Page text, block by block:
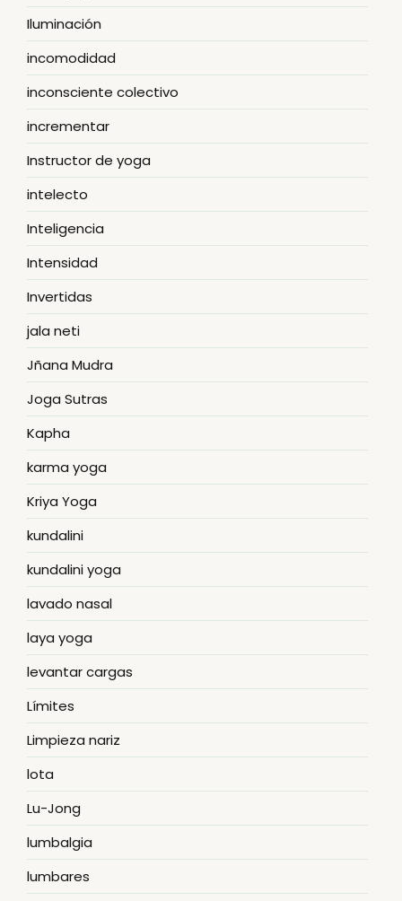
Iluminación
incomodidad
inconsciente colectivo
incrementar
Instructor de yoga
intelecto
Inteligencia
Intensidad
Invertidas
jala neti
Jñana Mudra
Joga Sutras
Kapha
karma yoga
Kriya Yoga
kundalini
kundalini yoga
lavado nasal
laya yoga
levantar cargas
Límites
Limpieza nariz
lota
Lu-Jong
lumbalgia
lumbares